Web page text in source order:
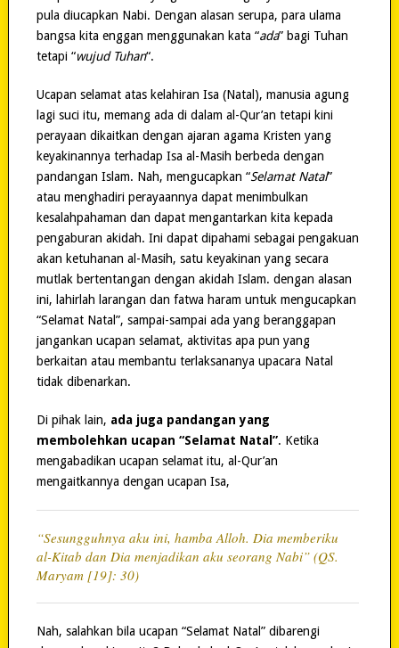
pula diucapkan Nabi. Dengan alasan serupa, para ulama
bangsa kita enggan menggunakan kata “ada” bagi Tuhan
tetapi “wujud Tuhan“.
Ucapan selamat atas kelahiran Isa (Natal), manusia agung
lagi suci itu, memang ada di dalam al-Qur’an tetapi kini
perayaan dikaitkan dengan ajaran agama Kristen yang
keyakinannya terhadap Isa al-Masih berbeda dengan
pandangan Islam. Nah, mengucapkan “Selamat Natal”
atau menghadiri perayaannya dapat menimbulkan
kesalahpahaman dan dapat mengantarkan kita kepada
pengaburan akidah. Ini dapat dipahami sebagai pengakuan
akan ketuhanan al-Masih, satu keyakinan yang secara
mutlak bertentangan dengan akidah Islam. dengan alasan
ini, lahirlah larangan dan fatwa haram untuk mengucapkan
“Selamat Natal”, sampai-sampai ada yang beranggapan
jangankan ucapan selamat, aktivitas apa pun yang
berkaitan atau membantu terlaksananya upacara Natal
tidak dibenarkan.
Di pihak lain, ada juga pandangan yang
membolehkan ucapan “Selamat Natal”. Ketika
mengabadikan ucapan selamat itu, al-Qur’an
mengaitkannya dengan ucapan Isa,
“Sesungguhnya aku ini, hamba Alloh. Dia memberiku
al-Kitab dan Dia menjadikan aku seorang Nabi” (QS.
Maryam [19]: 30)
Nah, salahkan bila ucapan “Selamat Natal” dibarengi